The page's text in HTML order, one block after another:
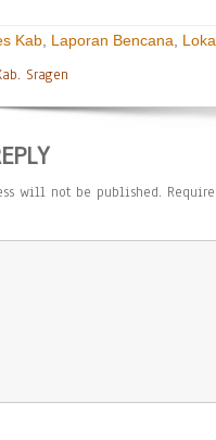
Kab Laporan Bencana
Sragen
will not be published.